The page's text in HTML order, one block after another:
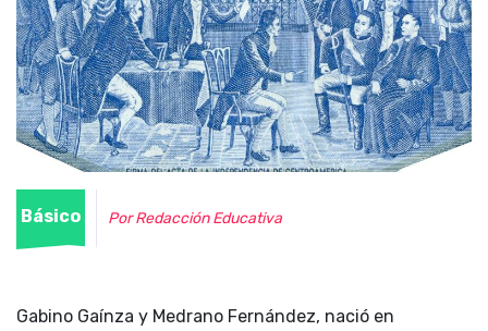
Básico Por Redacción Educativa
Gabino Gaínza y Medrano Fernández, nació en